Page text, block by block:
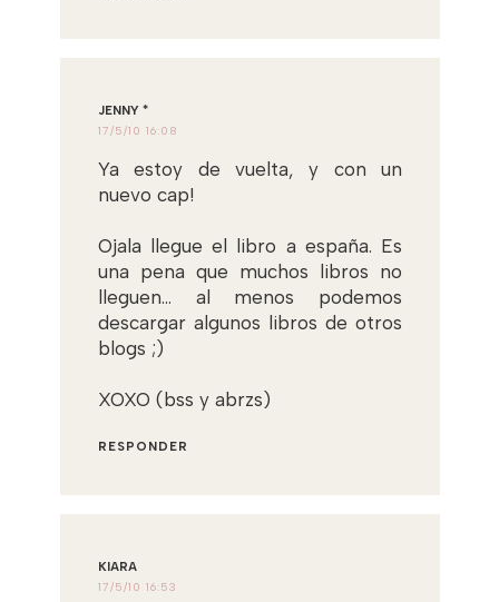
JENNY *
17/5/10 16:08
Ya estoy de vuelta, y con un
nuevo cap!
Ojala llegue el libro a españa. Es
una pena que muchos libros no
lleguen... al menos podemos
descargar algunos libros de otros
blogs ;)
XOXO (bss y abrzs)
RESPONDER
KIARA
17/5/10 16:53